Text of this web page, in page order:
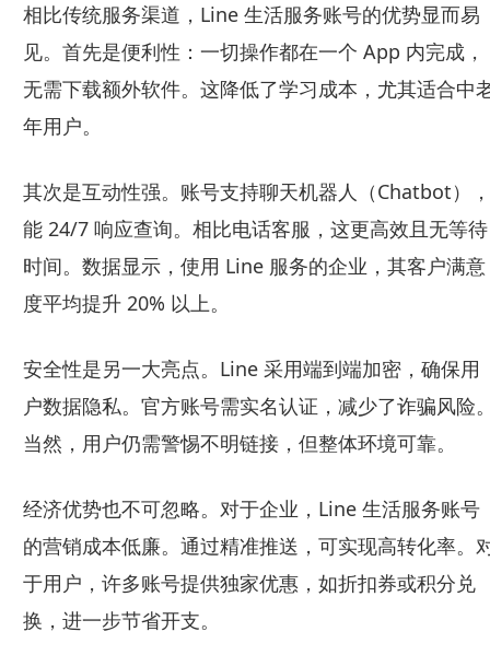
相比传统服务渠道，Line 生活服务账号的优势显而易
见。首先是便利性：一切操作都在一个 App 内完成，
无需下载额外软件。这降低了学习成本，尤其适合中
年用户。
其次是互动性强。账号支持聊天机器人（Chatbot），
能 24/7 响应查询。相比电话客服，这更高效且无等待
时间。数据显示，使用 Line 服务的企业，其客户满意
度平均提升 20% 以上。
安全性是另一大亮点。Line 采用端到端加密，确保用
户数据隐私。官方账号需实名认证，减少了诈骗风险
当然，用户仍需警惕不明链接，但整体环境可靠。
经济优势也不可忽略。对于企业，Line 生活服务账号
的营销成本低廉。通过精准推送，可实现高转化率。
于用户，许多账号提供独家优惠，如折扣券或积分兑
换，进一步节省开支。